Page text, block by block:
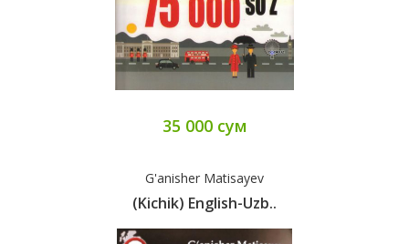
35 000 сум
G'anisher Matisayev
(Kichik) English-Uzb..